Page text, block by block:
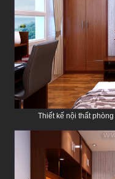
Thiết kế nội thất